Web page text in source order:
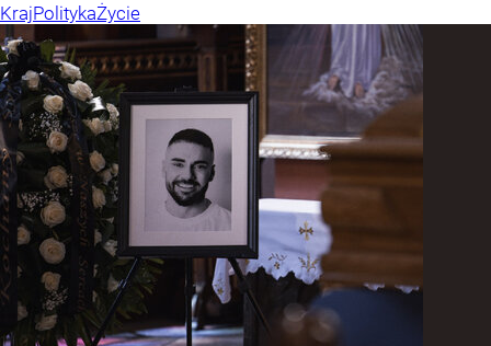
KrajPolitykaŻycie